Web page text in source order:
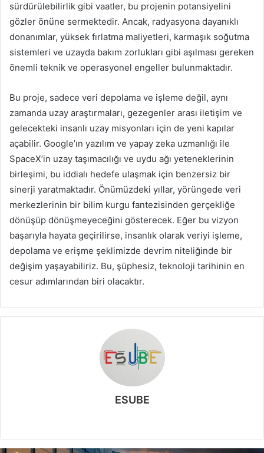
sürdürülebilirlik gibi vaatler, bu projenin potansiyelini
gözler önüne sermektedir. Ancak, radyasyona dayanıklı
donanımlar, yüksek fırlatma maliyetleri, karmaşık soğutma
sistemleri ve uzayda bakım zorlukları gibi aşılması gereken
önemli teknik ve operasyonel engeller bulunmaktadır.
Bu proje, sadece veri depolama ve işleme değil, aynı
zamanda uzay araştırmaları, gezegenler arası iletişim ve
gelecekteki insanlı uzay misyonları için de yeni kapılar
açabilir. Google’ın yazılım ve yapay zeka uzmanlığı ile
SpaceX’in uzay taşımacılığı ve uydu ağı yeteneklerinin
birleşimi, bu iddialı hedefe ulaşmak için benzersiz bir
sinerji yaratmaktadır. Önümüzdeki yıllar, yörüngede veri
merkezlerinin bir bilim kurgu fantezisinden gerçekliğe
dönüşüp dönüşmeyeceğini gösterecek. Eğer bu vizyon
başarıyla hayata geçirilirse, insanlık olarak veriyi işleme,
depolama ve erişme şeklimizde devrim niteliğinde bir
değişim yaşayabiliriz. Bu, şüphesiz, teknoloji tarihinin en
cesur adımlarından biri olacaktır.
ESUBE
b